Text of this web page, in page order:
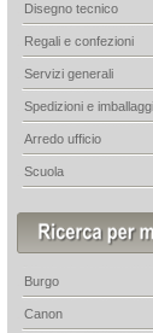
Disegno tecnico
Regali e confezioni
Servizi generali
Spedizioni e imballaggi
Arredo ufficio
Scuola
Burgo
Canon